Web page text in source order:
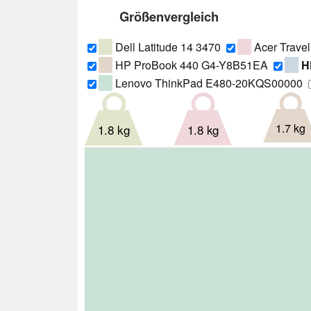
Größenvergleich
Dell Latitude 14 3470
Acer
HP ProBook 440 G4-Y8B51EA
Lenovo ThinkPad E480-20KQS00000
1.8 kg 1.8 kg 1.7 kg